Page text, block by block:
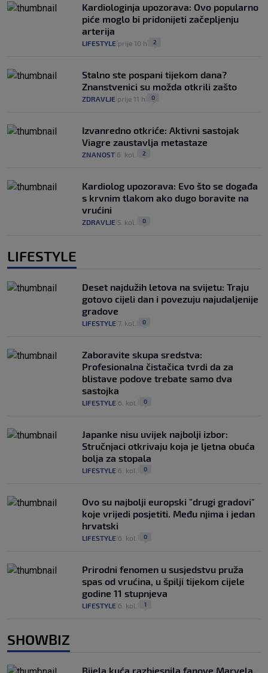
Kardiologinja upozorava: Ovo popularno
piće moglo bi pridonijeti začepljenju
arterija
LIFESTYLE prije 10 h 2
Stalno ste pospani tijekom dana?
Znanstvenici su možda otkrili zašto
ZDRAVLJE prije 11 h 0
Izvanredno otkriće: Aktivni sastojak
Viagre zaustavlja metastaze
ZNANOST 6. kol. 2
Kardiolog upozorava: Evo što se događa
s krvnim tlakom ako dugo boravite na
vrućini
ZDRAVLJE 5. kol. 0
LIFESTYLE
Deset najdužih letova na svijetu: Traju
gotovo cijeli dan i povezuju najudaljenije
gradove
LIFESTYLE 7. kol. 0
Zaboravite skupa sredstva:
Profesionalna čistačica tvrdi da za
blistave podove trebate samo dva
sastojka
LIFESTYLE 6. kol. 0
Japanke nisu uvijek najbolji izbor:
Stručnjaci otkrivaju koja je ljetna obuća
bolja za stopala
LIFESTYLE 6. kol. 0
Ovo su najbolji europski "drugi gradovi"
koje vrijedi posjetiti. Među njima i jedan
hrvatski
LIFESTYLE 6. kol. 0
Prirodni fenomen u susjedstvu pruža
spas od vrućina, u špilji tijekom cijele
godine 11 stupnjeva
LIFESTYLE 6. kol. 1
SHOWBIZ
Bijela kuća razbjesnila fanove Marvela,